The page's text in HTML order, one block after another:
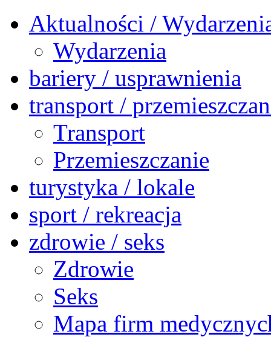
Aktualności /
Wydarzenia
bariery / usprawnienia
transport /
Transport
Przemieszczanie
turystyka / lokale
sport / rekreacja
zdrowie / seks
Zdrowie
Seks
Mapa firm